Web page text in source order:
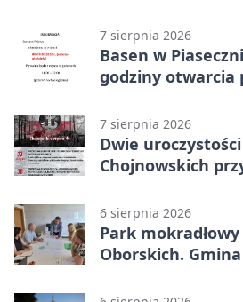
7 sierpnia 2026
Basen w
godziny otwarcia
7 sierpnia 2026
Dwie
Chojnowskich
6 sierpnia 2026
Park
Oborskich.